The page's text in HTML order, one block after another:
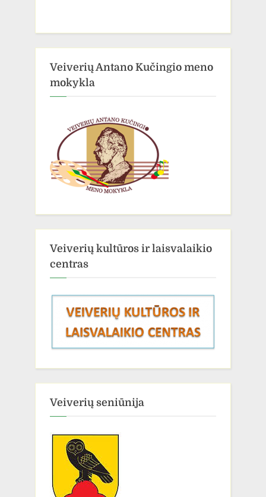
Veiverių Antano Kučingio meno
mokykla
Veiverių kultūros ir laisvalaikio
centras
Veiverių seniūnija